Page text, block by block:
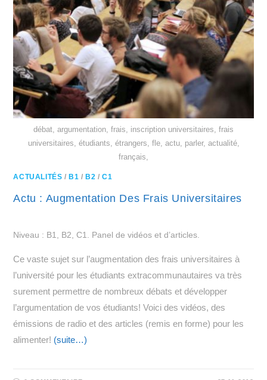
débat, argumentation, frais, inscription universitaires, frais
universitaires, étudiants, étrangers, fle, actu, parler, actualité,
français,
ACTUALITÉS /B1 /B2 /C1
Actu : Augmentation Des Frais Universitaires
Niveau : B1, B2, C1. Panel de vidéos et d’articles.
Ce vaste sujet sur l’augmentation des frais universitaires à
l’université pour les étudiants extracommunautaires va très
surement permettre de nombreux débats et développer
l’argumentation de vos étudiants! Voici des vidéos, des
émissions de radio et des articles (remis en forme) pour les
alimenter! (suite…)